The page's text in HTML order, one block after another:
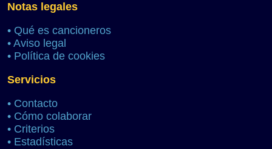
Notas legales
• Qué es cancioneros
• Aviso legal
• Política de cookies
Servicios
• Contacto
• Cómo colaborar
• Criterios
• Estadísticas